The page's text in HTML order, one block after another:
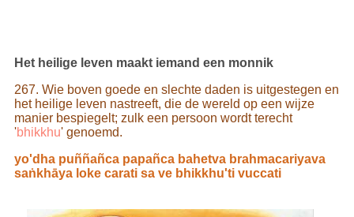
Het heilige leven maakt iemand een monnik
267. Wie boven goede en slechte daden is uitgestegen en
het heilige leven nastreeft, die de wereld op een wijze
manier bespiegelt; zulk een persoon wordt terecht
'bhikkhu' genoemd.
yo'dha puññañca papañca bahetva brahmacariyava
saṅkhāya loke carati sa ve bhikkhu'ti vuccati